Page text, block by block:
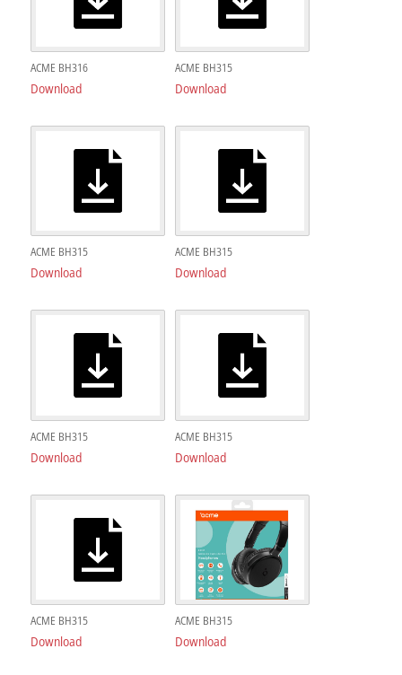
ACME BH316
Download
ACME BH315
Download
ACME BH315
Download
ACME BH315
Download
ACME BH315
Download
ACME BH315
Download
ACME BH315
Download
ACME BH315
Download